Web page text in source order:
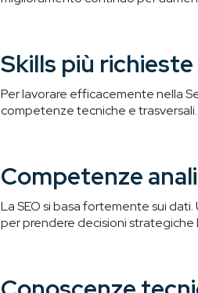
Skills più
Per lavorare efficacemente nella
competenze tecniche e trasversali.
Competenze
La SEO si basa fortemente sui
per prendere decisioni